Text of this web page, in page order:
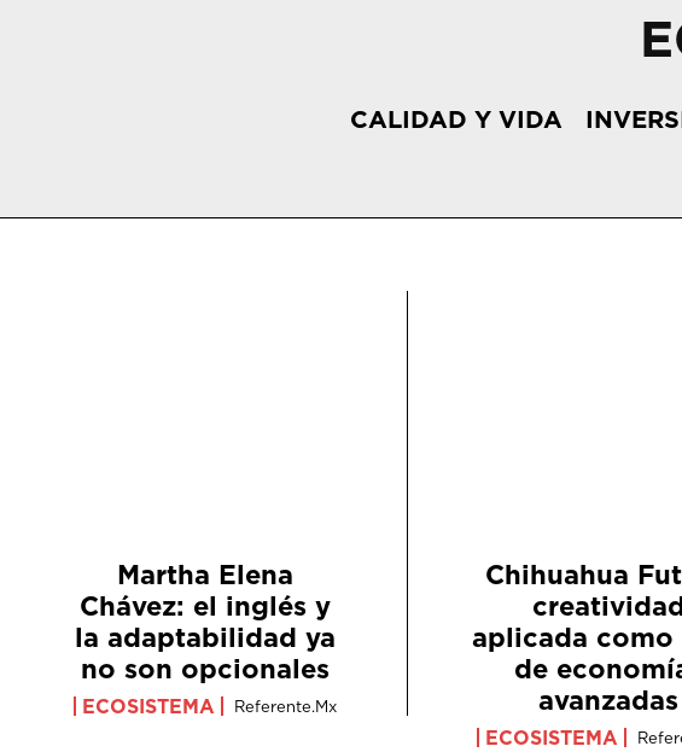
CALIDAD Y VIDA
Martha Elena
Chávez: el inglés y
la adaptabilidad ya
no son opcionales
ECOSISTEMA Referente.mx
Chihuahua
aplicada como
de
avanzadas
ECOSISTEMA